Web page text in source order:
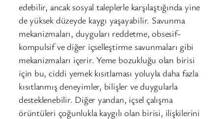
edebilir, ancak sosyal taleplerle karşılaştığında yine
de yüksek düzeyde kaygı yaşayabilir. Savunma
mekanizmaları, duyguları reddetme, obsesif-
kompulsif ve diğer içselleştirme savunmaları gibi
mekanizmaları içerir. Yeme bozukluğu olan birisi
için bu, ciddi yemek kısıtlaması yoluyla daha fazla
kısıtlanmış deneyimler, bilişler ve duygularla
desteklenebilir. Diğer yandan, içsel çalışma
örüntüleri çoğunlukla kaygılı olan birisi, ilişkilerini